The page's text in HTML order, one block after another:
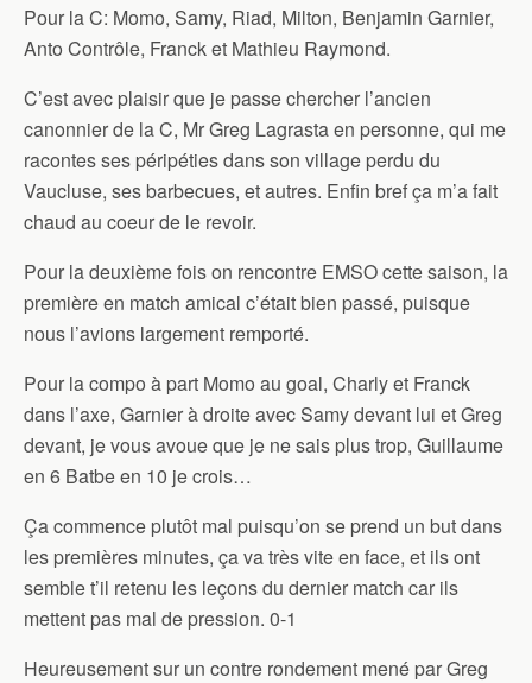
Pour la C: Momo, Samy, Riad, Milton, Benjamin Garnier,
Anto Contrôle, Franck et Mathieu Raymond.
C’est avec plaisir que je passe chercher l’ancien
canonnier de la C, Mr Greg Lagrasta en personne, qui me
racontes ses péripéties dans son village perdu du
Vaucluse, ses barbecues, et autres. Enfin bref ça m’a fait
chaud au coeur de le revoir.
Pour la deuxième fois on rencontre EMSO cette saison, la
première en match amical c’était bien passé, puisque
nous l’avions largement remporté.
Pour la compo à part Momo au goal, Charly et Franck
dans l’axe, Garnier à droite avec Samy devant lui et Greg
devant, je vous avoue que je ne sais plus trop, Guillaume
en 6 Batbe en 10 je crois…
Ça commence plutôt mal puisqu’on se prend un but dans
les premières minutes, ça va très vite en face, et ils ont
semble t’il retenu les leçons du dernier match car ils
mettent pas mal de pression. 0-1
Heureusement sur un contre rondement mené par Greg